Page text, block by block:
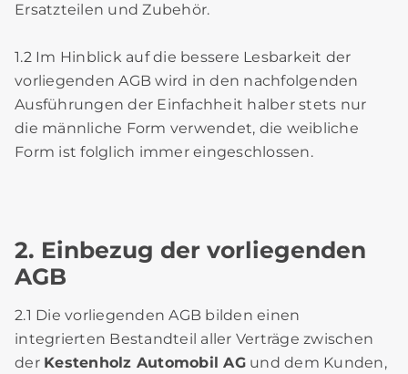
Ersatzteilen und Zubehör.
1.2 Im Hinblick auf die bessere Lesbarkeit der
vorliegenden AGB wird in den nachfolgenden
Ausführungen der Einfachheit halber stets nur
die männliche Form verwendet, die weibliche
Form ist folglich immer eingeschlossen.
2. Einbezug der vorliegenden
AGB
2.1 Die vorliegenden AGB bilden einen
integrierten Bestandteil aller Verträge zwischen
der Kestenholz Automobil AGund dem Kunden,